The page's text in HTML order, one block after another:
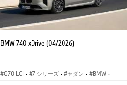
BMW 740 xDrive (04/2026)
G70 LCI · 7 シリーズ · セダン · BMW ·